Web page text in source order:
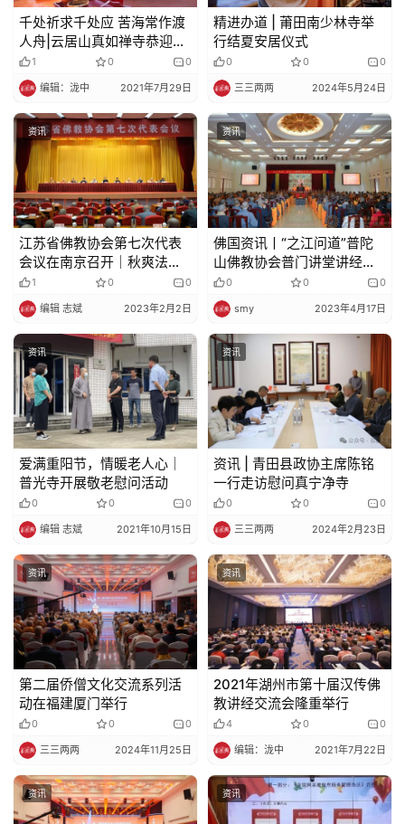
院
巡
礼
频
纪
录
佛
教
艺
术
政
策
法
规
免
责
声
明
千处祈求千处应 苦海常作渡
人舟|云居山真如禅寺恭迎观
音菩萨成道吉日
1 0 0
编辑：泷中 2021年7月29日
精进办道 | 莆田南少林寺举
行结夏安居仪式
0 0 0
三三两两 2024年5月24日
资讯
江苏省佛教协会第七次代表
会议在南京召开｜秋爽法师
当选会长
1 0 0
编辑 志斌 2023年2月2日
资讯
佛国资讯丨“之江问道”普陀
山佛教协会普门讲堂讲经法
会 能进法师讲授《<童蒙止
观>与现代生活》
0 0 0
smy 2023年4月17日
资讯
爱满重阳节，情暖老人心│
普光寺开展敬老慰问活动
0 0 0
编辑 志斌 2021年10月15日
资讯
资讯 | 青田县政协主席陈铭
一行走访慰问真宁净寺
0 0 0
三三两两 2024年2月23日
资讯
第二届侨僧文化交流系列活
动在福建厦门举行
0 0 0
三三两两 2024年11月25日
资讯
2021年湖州市第十届汉传佛
教讲经交流会隆重举行
4 0 0
编辑：泷中 2021年7月22日
资讯 资讯